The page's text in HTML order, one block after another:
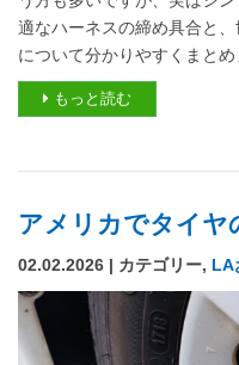
適なハーネスの締め具合と
について分かりやすくまと
もっと読む
アメリカでタイヤ
02.02.2026 | カテゴリー, LA